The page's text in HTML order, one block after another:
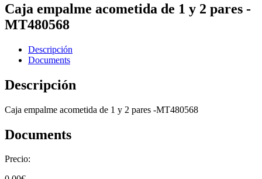
Caja empalme acometida de 1 y 2 pares -
MT480568
Descripción
Documents
Descripción
Caja empalme acometida de 1 y 2 pares -MT480568
Documents
Precio: